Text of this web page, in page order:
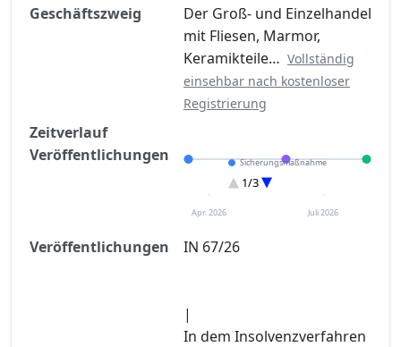
Geschäftszweig
Der Groß- und Einzelhandel
mit Fliesen, Marmor,
Keramikteile… Vollständig
einsehbar nach kostenloser
Registrierung
Zeitverlauf
Veröffentlichungen
Sicherungsmaßnahme
Eröffnung
Sonstiges
1/3
Apr. 2026 Juli 2026
Veröffentlichungen IN 67/26
|
In dem Insolvenzverfahren